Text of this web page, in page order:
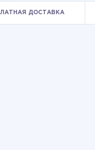
ДОСТАВКА